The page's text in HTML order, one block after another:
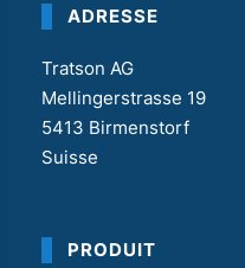
ADRESSE
Tratson AG
Mellingerstrasse 19
5413 Birmenstorf
Suisse
PRODUIT